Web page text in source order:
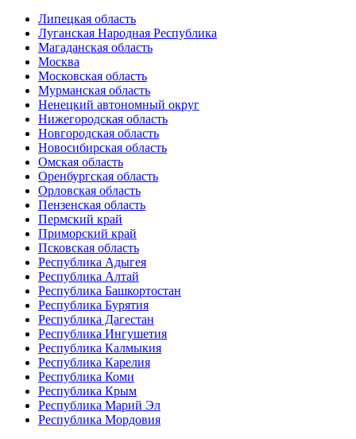
Липецкая область
Луганская Народная Республика
Магаданская область
Москва
Московская область
Мурманская область
Ненецкий автономный округ
Нижегородская область
Новгородская область
Новосибирская область
Омская область
Оренбургская область
Орловская область
Пензенская область
Пермский край
Приморский край
Псковская область
Республика Адыгея
Республика Алтай
Республика Башкортостан
Республика Бурятия
Республика Дагестан
Республика Ингушетия
Республика Калмыкия
Республика Карелия
Республика Коми
Республика Крым
Республика Марий Эл
Республика Мордовия